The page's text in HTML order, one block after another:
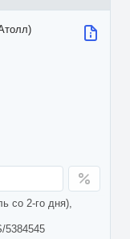
со 2-го дня),
5384545